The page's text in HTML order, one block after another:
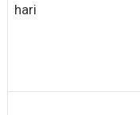
hari